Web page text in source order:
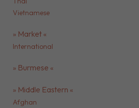
Vietnamese
» Market «
International
» Burmese «
» Middle Eastern «
Afghan